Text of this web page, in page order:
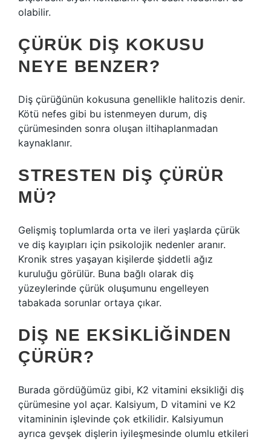
olabilir.
ÇÜRÜK DIŞ KOKUSU
NEYE BENZER?
Diş çürüğünün kokusuna genellikle halitozis denir.
Kötü nefes gibi bu istenmeyen durum, diş
çürümesinden sonra oluşan iltihaplanmadan
kaynaklanır.
STRESTEN DIŞ ÇÜRÜR
MÜ?
Gelişmiş toplumlarda orta ve ileri yaşlarda çürük
ve diş kayıpları için psikolojik nedenler aranır.
Kronik stres yaşayan kişilerde şiddetli ağız
kuruluğu görülür. Buna bağlı olarak diş
yüzeylerinde çürük oluşumunu engelleyen
tabakada sorunlar ortaya çıkar.
DIŞ NE EKSIKLIĞINDEN
ÇÜRÜR?
Burada gördüğümüz gibi, K2 vitamini eksikliği diş
çürümesine yol açar. Kalsiyum, D vitamini ve K2
vitamininin işlevinde çok etkilidir. Kalsiyumun
ayrıca gevşek dişlerin iyileşmesinde olumlu etkileri